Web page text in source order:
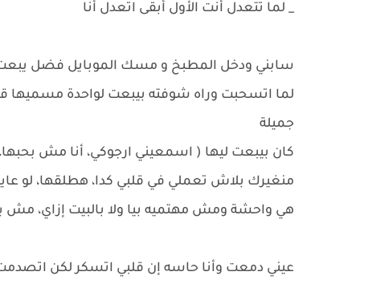
_ لما تتعدل أنت الأول أبقى اتعدل أنا
سابني ودخل المطبخ و مسك الموبايل فضل
لما اتسحبت وراه شوفته بيبعت لواحدة مسميها
جميلة
كان بيبعت ليها ( اسمعيني ارجوكي، أنا مش
منغيرك بلاش تعملي في قلبي كدا، هطلقها، لو
هي واحشة ومش مهتميه بيا ولا بالبيت إزاي، مش
عيني دمعت وأنا حاسه إن قلبي اتسكر لكن اتصدمت